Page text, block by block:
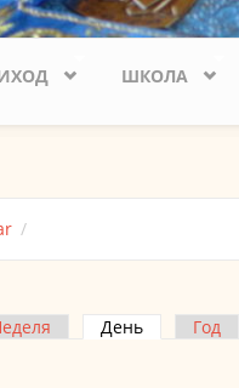
ШКОЛА
День (активная
Год